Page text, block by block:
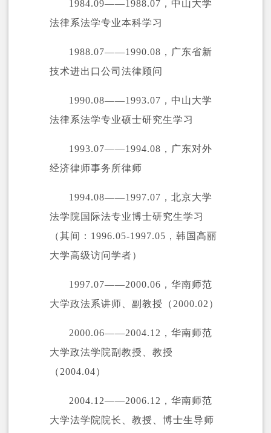
1984.09——1988.07，中山大学
法律系法学专业本科学习
1988.07——1990.08，广东省新
技术进出口公司法律顾问
1990.08——1993.07，中山大学
法律系法学专业硕士研究生学习
1993.07——1994.08，广东对外
经济律师事务所律师
1994.08——1997.07，北京大学
法学院国际法专业博士研究生学习
（其间：1996.05-1997.05，韩国高丽
大学高级访问学者）
1997.07——2000.06，华南师范
大学政法系讲师、副教授（2000.02）
2000.06——2004.12，华南师范
大学政法学院副教授、教授
（2004.04）
2004.12——2006.12， 华南师范
大学法学院 院长、教授、博士生导师